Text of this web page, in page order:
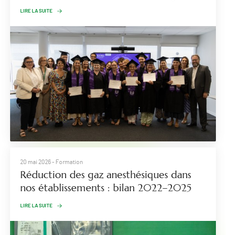
LIRE LA SUITE
20 mai 2026- Formation
​Réduction des gaz anesthésiques dans
nos établissements : bilan 2022–2025
LIRE LA SUITE